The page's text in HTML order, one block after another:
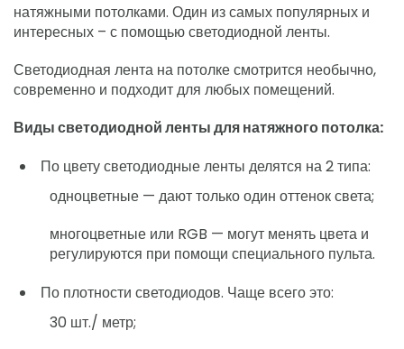
натяжными потолками. Один из самых популярных и
интересных – с помощью светодиодной ленты.
Светодиодная лента на потолке смотрится необычно,
современно и подходит для любых помещений.
Виды светодиодной ленты для натяжного потолка:
По цвету светодиодные ленты делятся на 2 типа:
одноцветные — дают только один оттенок света;
многоцветные или RGB — могут менять цвета и
регулируются при помощи специального пульта.
По плотности светодиодов. Чаще всего это:
30 шт./ метр;